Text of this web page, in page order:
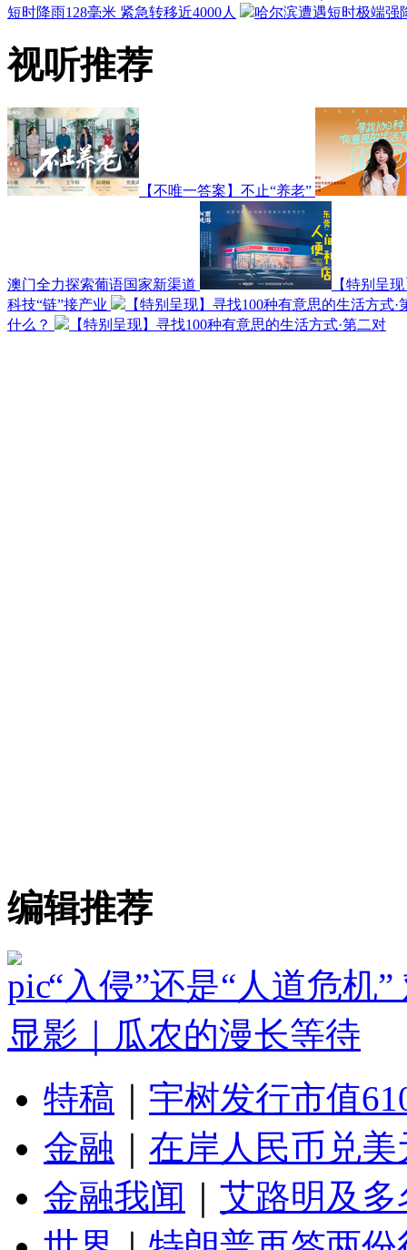
短时降雨128毫米 紧急转移近4000人
哈尔滨遭遇短时极端强
视听推荐
【不唯一答案】不止“养老”
澳门全力探索葡语国家新渠道
【特别呈
科技“链”接产业
【特别呈现】寻找100种有意思的生活方式
什么？
【特别呈现】寻找100种有意思的生活方式·第二对
编辑推荐
“入侵”还是“人道危机
显影｜瓜农的漫长等待
特稿
宇树发行市值
金融
在岸人民币兑
金融我闻
艾路明及